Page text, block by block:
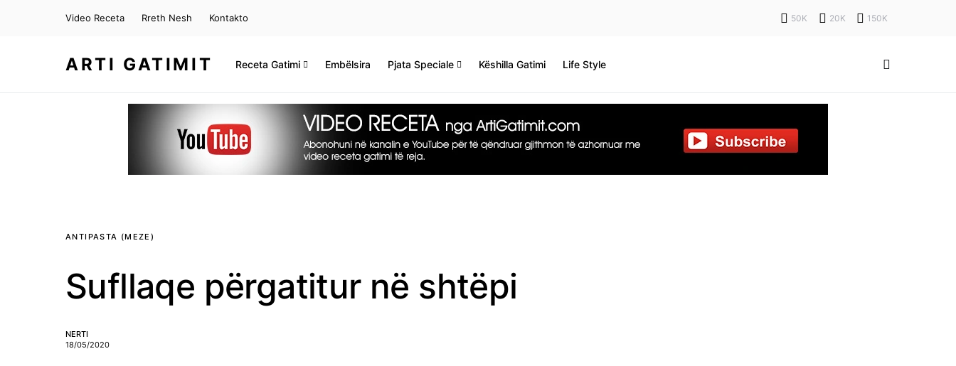
Video Receta Rreth Nesh Kontakto 50K 20K 150K
ARTI GATIMIT Receta Gatimi Embëlsira Pjata Speciale Këshilla Gatimi Life Style
ANTIPASTA (MEZE)
Sufllaqe përgatitur në shtëpi
NERTI
18/05/2020